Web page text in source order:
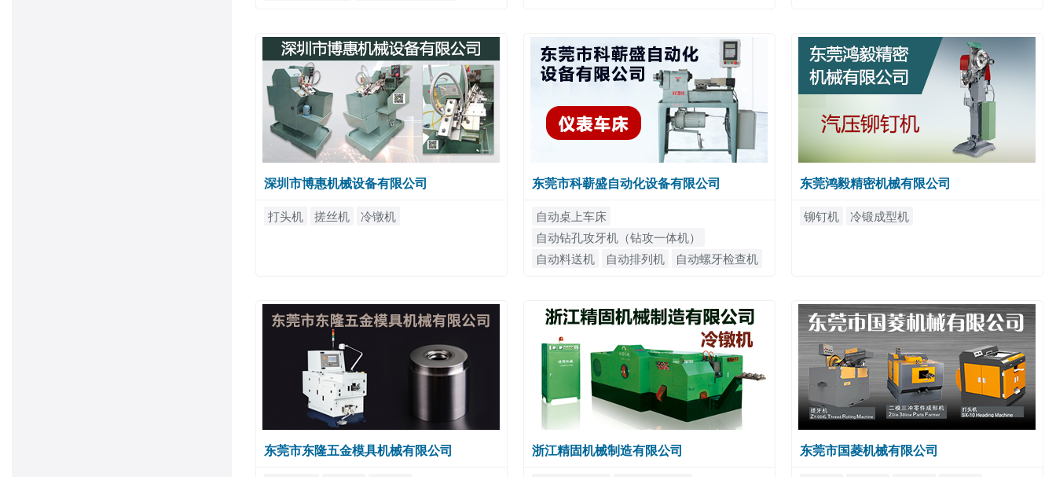
深圳市博惠机械设备有限公司
打头机 搓丝机 冷镦机
东莞市科蕲盛自动化设备有限公司
自动桌上车床
自动钻孔攻牙机（钻攻一体机）
自动料送机
自动排列机
自动螺牙检查机
东莞鸿毅精密机械有限公司
铆钉机 冷锻成型机
东莞市东隆五金模具机械有限公司 浙江精固机械制造有限公司 东莞市国菱机械有限公司